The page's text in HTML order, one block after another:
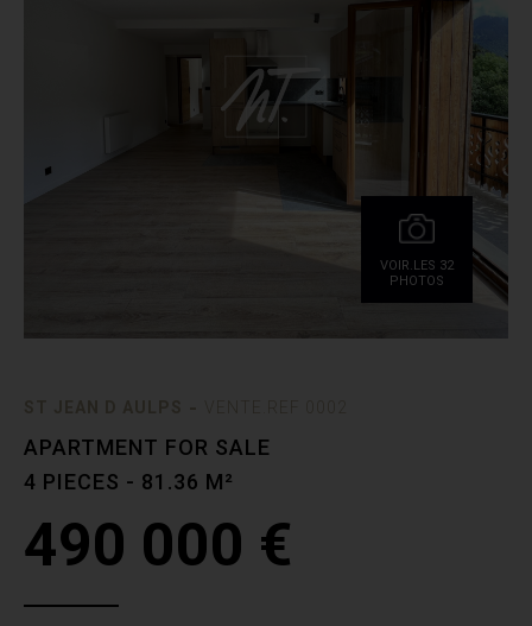
VOIR.LES 32
PHOTOS
APARTMENT FOR SALE
4 PIECES - 81.36 M²
490 000 €